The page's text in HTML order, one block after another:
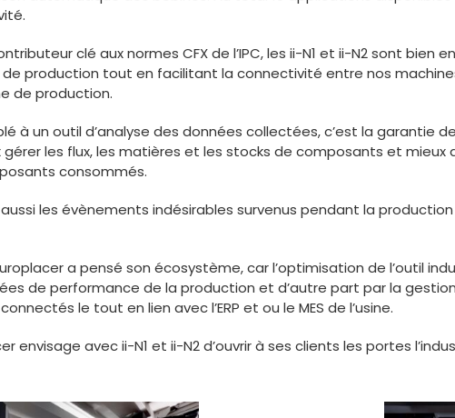
clé aux normes CFX de l’IPC, les ii-N1 et ii-N2 sont bien
production tout en facilitant la connectivité entre nos
de production.
à un outil d’analyse des données collectées, c’est la garantie
gérer les flux, les matières et les stocks de composants et
consommés.
les évènements indésirables survenus pendant la
a pensé son écosystème, car l’optimisation de l’outil
de performance de la production et d’autre part par la
le tout en lien avec l’ERP et ou le MES de l’usine.
envisage avec ii-N1 et ii-N2 d’ouvrir à ses clients les portes